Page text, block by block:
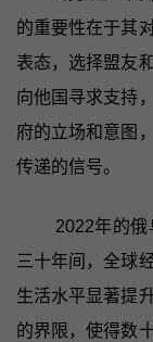
的重要性在于其
表态，选择盟友
向他国寻求支持
府的立场和意图
传递的信号。
2022年的
三十年间，全球
生活水平显著提
的界限，使得数